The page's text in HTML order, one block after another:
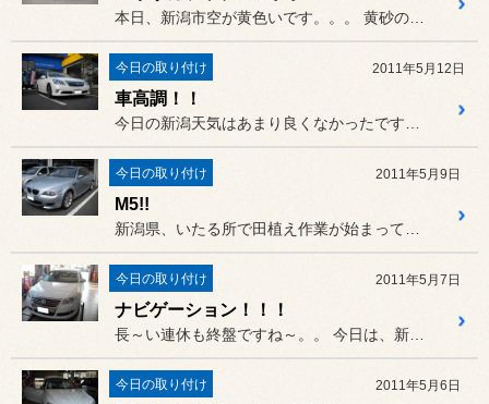
今日の取り付け 2011年5月12日
車高調！！
今日の取り付け 2011年5月9日
M5!!
今日の取り付け 2011年5月7日
ナビゲーション！！！
今日の取り付け 2011年5月6日